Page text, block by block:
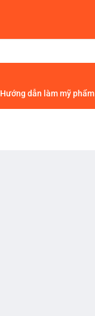
Hướng dẫn làm mỹ phẩm